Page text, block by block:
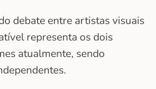
debate entre artistas visuais
representa os dois
atualmente, sendo